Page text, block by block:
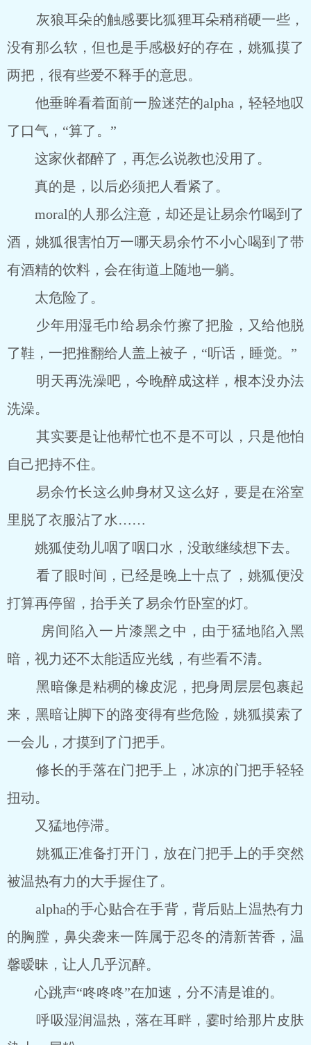
灰狼耳朵的触感要比狐狸耳朵稍稍硬一些，
没有那么软，但也是手感极好的存在，姚狐摸了
两把，很有些爱不释手的意思。
他垂眸看着面前一脸迷茫的alpha，轻轻地叹
了口气，“算了。”
这家伙都醉了，再怎么说教也没用了。
真的是，以后必须把人看紧了。
moral的人那么注意，却还是让易余竹喝到了
酒，姚狐很害怕万一哪天易余竹不小心喝到了带
有酒精的饮料，会在街道上随地一躺。
太危险了。
少年用湿毛巾给易余竹擦了把脸，又给他脱
了鞋，一把推翻给人盖上被子，“听话，睡觉。”
明天再洗澡吧，今晚醉成这样，根本没办法
洗澡。
其实要是让他帮忙也不是不可以，只是他怕
自己把持不住。
易余竹长这么帅身材又这么好，要是在浴室
里脱了衣服沾了水……
姚狐使劲儿咽了咽口水，没敢继续想下去。
看了眼时间，已经是晚上十点了，姚狐便没
打算再停留，抬手关了易余竹卧室的灯。
房间陷入一片漆黑之中，由于猛地陷入黑
暗，视力还不太能适应光线，有些看不清。
黑暗像是粘稠的橡皮泥，把身周层层包裹起
来，黑暗让脚下的路变得有些危险，姚狐摸索了
一会儿，才摸到了门把手。
修长的手落在门把手上，冰凉的门把手轻轻
扭动。
又猛地停滞。
姚狐正准备打开门，放在门把手上的手突然
被温热有力的大手握住了。
alpha的手心贴合在手背，背后贴上温热有力
的胸膛，鼻尖袭来一阵属于忍冬的清新苦香，温
馨暧昧，让人几乎沉醉。
心跳声“咚咚咚”在加速，分不清是谁的。
呼吸湿润温热，落在耳畔，霎时给那片皮肤